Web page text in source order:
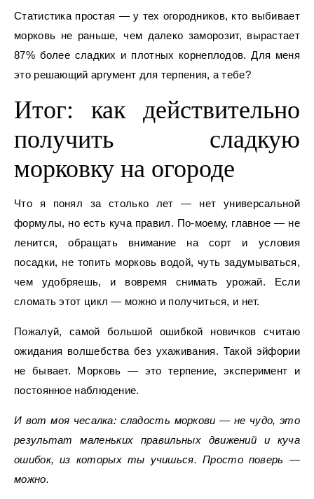
Статистика простая — у тех огородников, кто выбивает
морковь не раньше, чем далеко заморозит, вырастает
87% более сладких и плотных корнеплодов. Для меня
это решающий аргумент для терпения, а тебе?
Итог: как действительно
получить сладкую
морковку на огороде
Что я понял за столько лет — нет универсальной
формулы, но есть куча правил. По-моему, главное — не
ленится, обращать внимание на сорт и условия
посадки, не топить морковь водой, чуть задумываться,
чем удобряешь, и вовремя снимать урожай. Если
сломать этот цикл — можно и получиться, и нет.
Пожалуй, самой большой ошибкой новичков считаю
ожидания волшебства без ухаживания. Такой эйфории
не бывает. Морковь — это терпение, эксперимент и
постоянное наблюдение.
И вот моя чесалка: сладость моркови — не чудо, это
результат маленьких правильных движений и куча
ошибок, из которых ты учишься. Просто поверь —
можно.